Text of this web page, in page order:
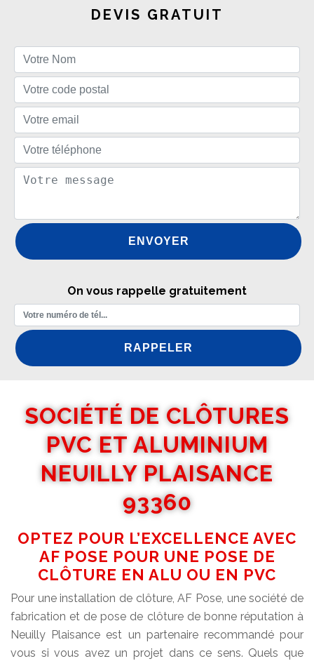
DEVIS GRATUIT
On vous rappelle gratuitement
SOCIÉTÉ DE CLÔTURES
PVC ET ALUMINIUM
NEUILLY PLAISANCE
93360
OPTEZ POUR L’EXCELLENCE AVEC
AF POSE POUR UNE POSE DE
CLÔTURE EN ALU OU EN PVC
Pour une installation de clôture, AF Pose, une société de
fabrication et de pose de clôture de bonne réputation à
Neuilly Plaisance est un partenaire recommandé pour
vous si vous avez un projet dans ce sens. Quels que